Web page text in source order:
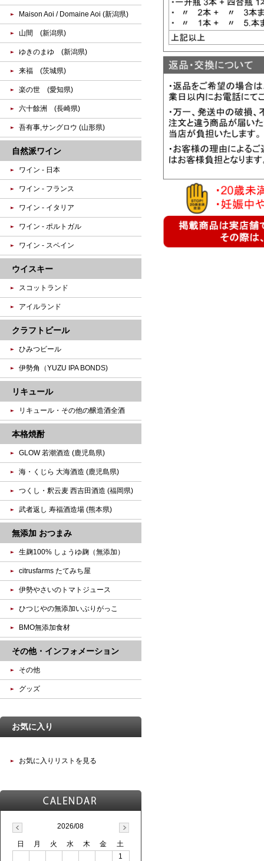
Maison Aoi / Domaine Aoi (新潟県)
山間 (新潟県)
ゆきのまゆ (新潟県)
来福 (茨城県)
楽の世 (愛知県)
六十餘洲 (長崎県)
吾有事,サングロウ (山形県)
自然派ワイン
ワイン - 日本
ワイン - フランス
ワイン - イタリア
ワイン - ポルトガル
ワイン - スペイン
ウイスキー
スコットランド
アイルランド
クラフトビール
ひみつビール
伊勢角（YUZU IPA BONDS)
リキュール
リキュール・その他の醸造酒全酒
本格焼酎
GLOW 若潮酒造 (鹿児島県)
海・くじら 大海酒造 (鹿児島県)
つくし・釈云麦 西吉田酒造 (福岡県)
武者返し 寿福酒造場 (熊本県)
無添加 おつまみ
生麹100% しょうゆ麹（無添加）
citrusfarms たてみち屋
伊勢やさいのトマトジュース
ひつじやの無添加いぶりがっこ
BMO無添加食材
その他・インフォメーション
その他
グッズ
お気に入り
お気に入りリストを見る
2026/08
日 月 火 水 木 金
土
1